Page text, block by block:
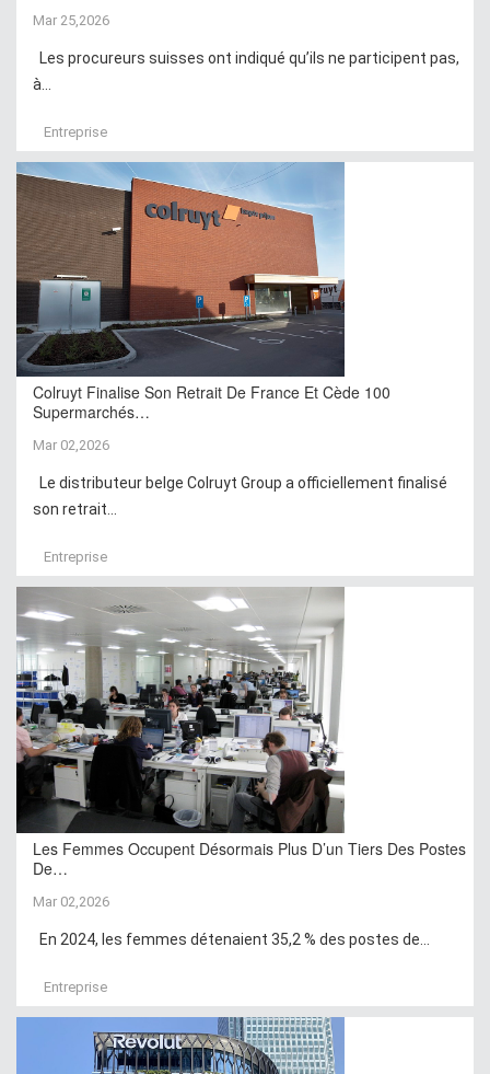
Mar 25,2026
Les procureurs suisses ont indiqué qu’ils ne participent pas,
à...
Entreprise
Colruyt Finalise Son Retrait De France Et Cède 100
Supermarchés…
Mar 02,2026
Le distributeur belge Colruyt Group a officiellement finalisé
son retrait...
Entreprise
Les Femmes Occupent Désormais Plus D’un Tiers Des Postes
De…
Mar 02,2026
En 2024, les femmes détenaient 35,2 % des postes de...
Entreprise